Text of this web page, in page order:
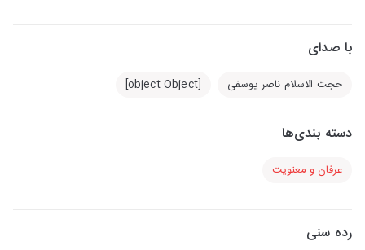
با صدای
حجت الاسلام ناصر یوسفی [object Object]
دسته بندی‌ها
عرفان و معنویت
رده سنی